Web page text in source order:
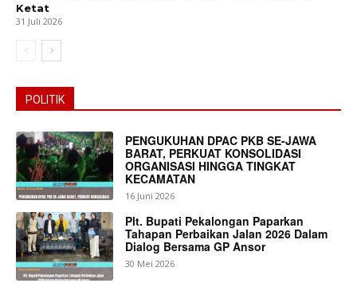
Ketat
31 Juli 2026
POLITIK
PENGUKUHAN DPAC PKB SE-JAWA
BARAT, PERKUAT KONSOLIDASI
ORGANISASI HINGGA TINGKAT
KECAMATAN
16 Juni 2026
Plt. Bupati Pekalongan Paparkan
Tahapan Perbaikan Jalan 2026 Dalam
Dialog Bersama GP Ansor
30 Mei 2026